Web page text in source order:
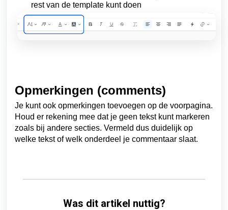
rest van de template kunt doen
Opmerkingen (comments)
Je kunt ook opmerkingen toevoegen op de voorpagina.
Houd er rekening mee dat je geen tekst kunt markeren
zoals bij andere secties. Vermeld dus duidelijk op
welke tekst of welk onderdeel je commentaar slaat.
Was dit artikel nuttig?